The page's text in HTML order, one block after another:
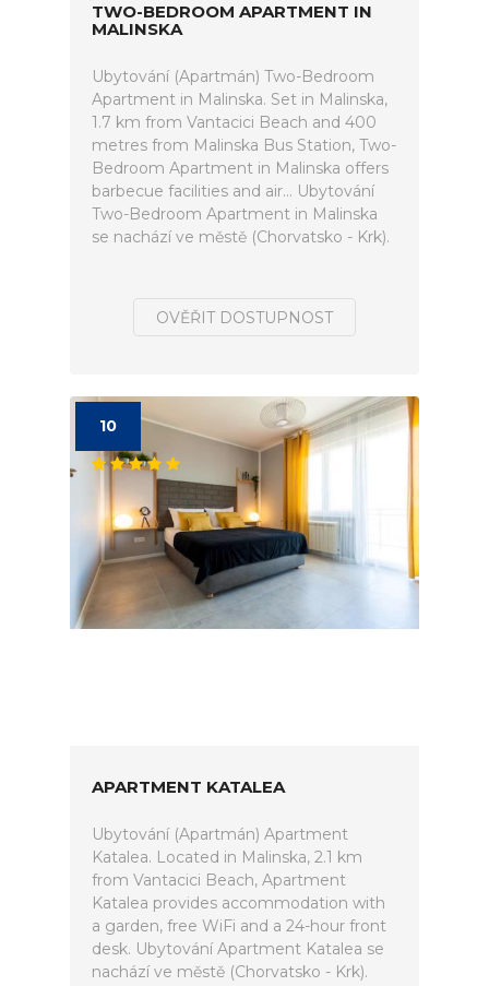
TWO-BEDROOM APARTMENT IN
MALINSKA
Ubytování (Apartmán) Two-Bedroom
Apartment in Malinska. Set in Malinska,
1.7 km from Vantacici Beach and 400
metres from Malinska Bus Station, Two-
Bedroom Apartment in Malinska offers
barbecue facilities and air... Ubytování
Two-Bedroom Apartment in Malinska
se nachází ve městě (Chorvatsko - Krk).
OVĚŘIT DOSTUPNOST
10
APARTMENT KATALEA
Ubytování (Apartmán) Apartment
Katalea. Located in Malinska, 2.1 km
from Vantacici Beach, Apartment
Katalea provides accommodation with
a garden, free WiFi and a 24-hour front
desk. Ubytování Apartment Katalea se
nachází ve městě (Chorvatsko - Krk).